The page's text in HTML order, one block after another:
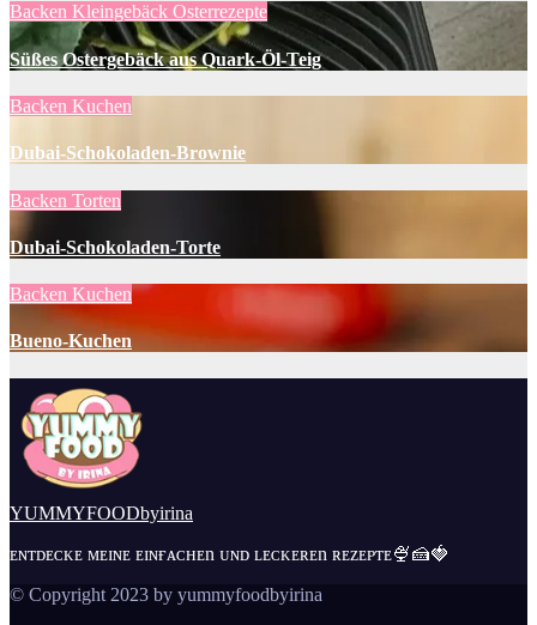
Backen Kleingebäck Osterrezepte
Süßes Ostergebäck aus Quark-Öl-Teig
Backen Kuchen
Dubai-Schokoladen-Brownie
Backen Torten
Dubai-Schokoladen-Torte
Backen Kuchen
Bueno-Kuchen
YUMMYFOODbyirina
ᴇɴᴛᴅᴇᴄᴋᴇ ᴍᴇɪɴᴇ ᴇɪɴғᴀᴄʜᴇn ᴜɴᴅ ʟᴇᴄᴋᴇʀᴇn ʀᴇᴢᴇᴘᴛᴇ🍨🍰🍓
© Copyright 2023 by yummyfoodbyirina